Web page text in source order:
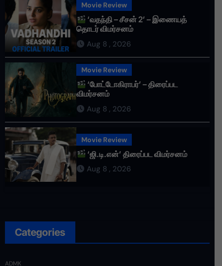
Movie Review
‘வதந்தி – சீசன் 2’ – இணையத்
தொடர் விமர்சனம்
Aug 8 , 2026
Movie Review
‘போட்டோகிராபர்’ – திரைப்பட
விமர்சனம்
Aug 8 , 2026
Movie Review
‘ஜி.டி.என்’ திரைப்பட விமர்சனம்
Aug 8 , 2026
Categories
ADMK